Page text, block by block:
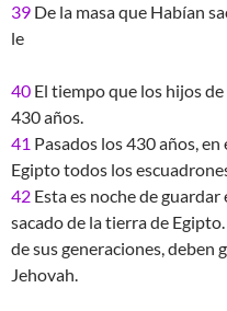
39 De la masa que Habían
le
40 El tiempo que los hijos
430 años.
41 Pasados los 430 años,
Egipto todos los
42 Esta es noche de
sacado de la tierra de
de sus generaciones, deben
Jehovah.